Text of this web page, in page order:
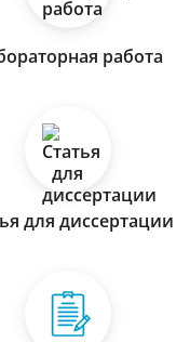
работа
для диссертации